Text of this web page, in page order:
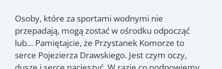
Osoby, które za sportami wodnymi nie
przepadają, mogą zostać w ośrodku odpocząć
lub… Pamiętajcie, że Przystanek Komorze to
serce Pojezierza Drawskiego. Jest czym oczy,